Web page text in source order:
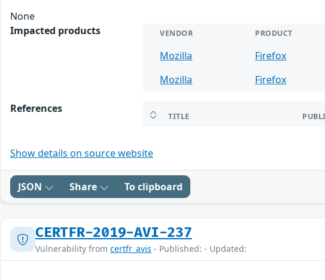
None
Impacted products
VENDOR PRODUCT
Mozilla Firefox
Mozilla
Firefox
References
TITLE
Show details on source website
JSON Share To clipboard
CERTFR-2019-AVI-237
Vulnerability from certfr_avis - Published: - Updated: